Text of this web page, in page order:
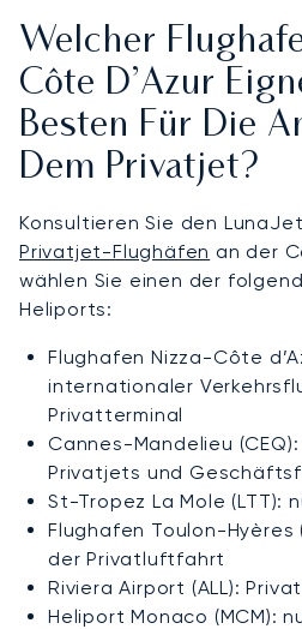
Welcher
Côte D’Azur
Besten Für Die
Dem Privatjet?
Konsultieren Sie den
Privatjet-Flughäfen an der
wählen Sie einen der
Heliports:
Flughafen Nizza-Côte
internationaler
Privatterminal
Cannes-Mandelieu
Privatjets und
St-Tropez La Mole (LTT):
Flughafen Toulon-Hyères
der Privatluftfahrt
Riviera Airport (ALL):
Heliport Monaco (MCM):